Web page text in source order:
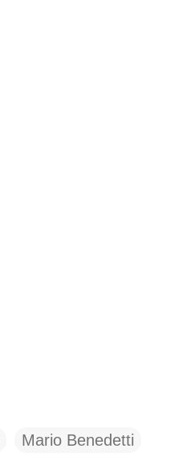
Mario Benedetti